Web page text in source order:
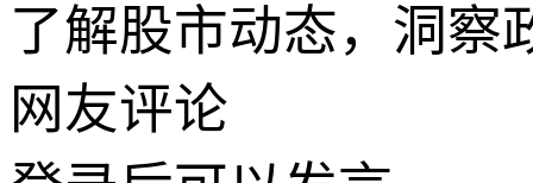
了解股市动态，洞察
网友评论